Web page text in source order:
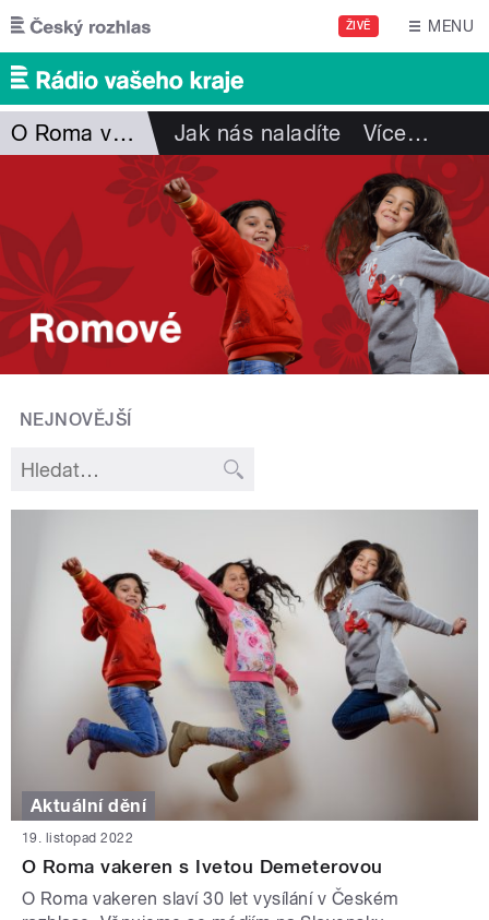
Přejít k hlavnímu obsahu
ŽIVĚ MENU
O Roma vakeren Jak nás naladíte Více…
NEJNOVĚJŠÍ
Aktuální dění
19. listopad 2022
O Roma vakeren s Ivetou Demeterovou
O Roma vakeren slaví 30 let vysílání v Českém